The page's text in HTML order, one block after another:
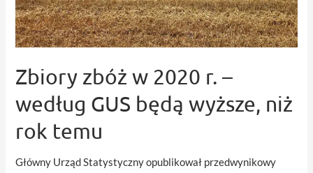
Zbiory zbóż w 2020 r. –
według GUS będą wyższe, niż
rok temu
Główny Urząd Statystyczny opublikował przedwynikowy